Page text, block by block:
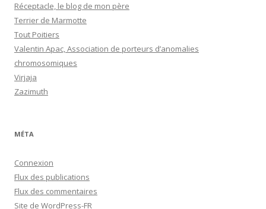
Réceptacle, le blog de mon père
Terrier de Marmotte
Tout Poitiers
Valentin Apac, Association de porteurs d’anomalies
chromosomiques
Virjaja
Zazimuth
MÉTA
Connexion
Flux des publications
Flux des commentaires
Site de WordPress-FR